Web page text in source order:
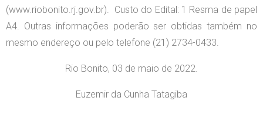
(www.riobonito.rj.gov.br). Custo do Edital: 1 Resma de papel
A4. Outras informações poderão ser obtidas também no
mesmo endereço ou pelo telefone (21) 2734-0433.
Rio Bonito, 03 de maio de 2022.
Euzemir da Cunha Tatagiba